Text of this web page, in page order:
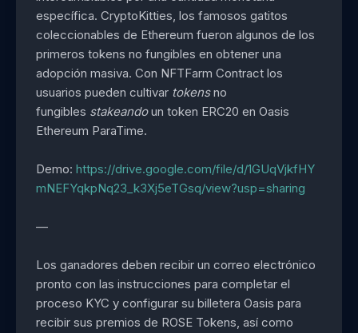
específica. CryptoKitties, los famosos gatitos
coleccionables de Ethereum fueron algunos de los
primeros tokens no fungibles en obtener una
adopción masiva. Con NFTFarm Contract los
usuarios pueden cultivar tokensno
fungibles stakeandoun token ERC20 en Oasis
Ethereum ParaTime.
Demo: https://drive.google.com/file/d/1GUqVjkfHY
mNEFYqkpNq23_k3Xj5eTGsq/view?usp=sharing
—
Los ganadores deben recibir un correo electrónico
pronto con las instrucciones para completar el
proceso KYC y configurar su billetera Oasis para
recibir sus premios de ROSE Tokens, así como